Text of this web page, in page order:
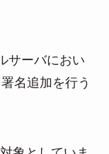
サーバにおい
名追加を行う